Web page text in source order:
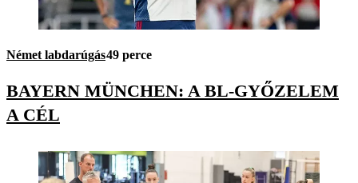
Német labdarúgás49 perce
BAYERN MÜNCHEN: A BL-GYŐZELEM
A CÉL